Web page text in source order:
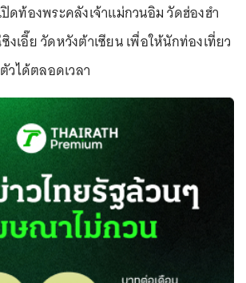
ดท้องพระคลังเจ้าแม่กวนอิม วัดฮ่องฮำ
งเอี๊ย วัดหวังต้าเซียน เพื่อให้นักท่องเที่ยว
ได้ตลอดเวลา